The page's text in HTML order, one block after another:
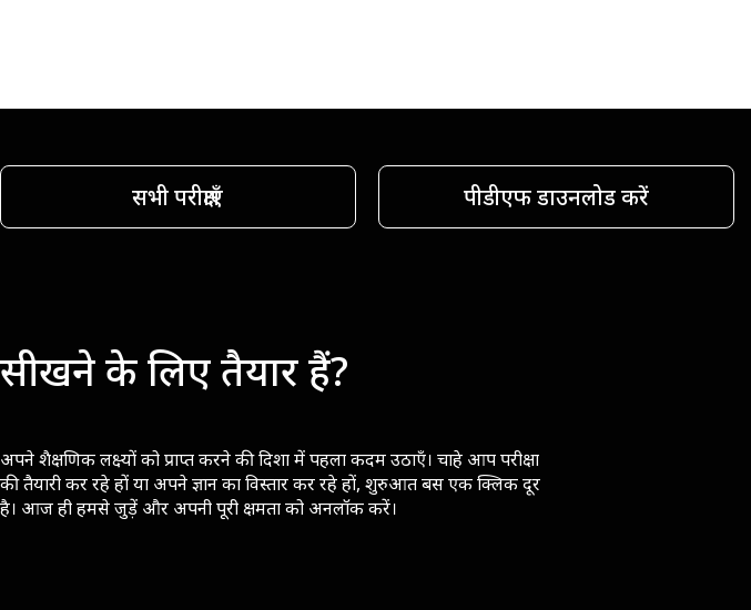
सभी परीक्षाएँ पीडीएफ डाउनलोड करें
सीखने के लिए तैयार हैं?
अपने शैक्षणिक लक्ष्यों को प्राप्त करने की दिशा में पहला कदम उठाएँ। चाहे आप परीक्षा
की तैयारी कर रहे हों या अपने ज्ञान का विस्तार कर रहे हों, शुरुआत बस एक क्लिक दूर
है। आज ही हमसे जुड़ें और अपनी पूरी क्षमता को अनलॉक करें।